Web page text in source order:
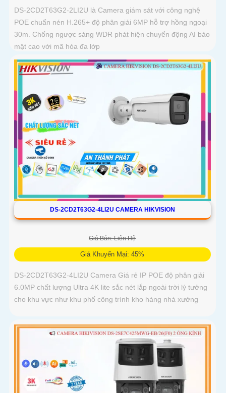
DS-2CD2T63G2-2LI2U là Camera giám sát với công nghệ
POE chuẩn nén H.265+ độ phân giải 6MP hỗ trợ hồng ngoại
30m. Chống ngược sáng WDR phát hiện chuyển động AI bảo
mật cao với mã hóa đa lớp
DS-2CD2T63G2-4LI2U CAMERA HIKVISION
Giá Bán: Liên Hệ
Giá Khuyến Mại: 45%
DS-2CD2T63G2-4LI2U Camera Giá rẻ IP POE độ phân giải
6.0MP chất lượng Ultra 4K lite sắc nét lắp ngoài trời lý tưởng
cho khu vực như khu phố công trình kho hàng nhà xưởng